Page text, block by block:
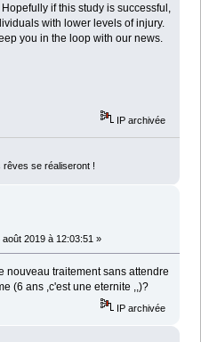
if this study is successful,
with lower levels of injury.
you in the loop with our news.
IP archivée
rêves se réaliseront !
août 2019 à 12:03:51 »
nouveau traitement sans attendre
(6 ans ,c'est une eternite ,,)?
IP archivée